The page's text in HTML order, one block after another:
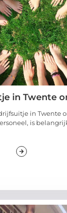
in Twente
in Twente
is